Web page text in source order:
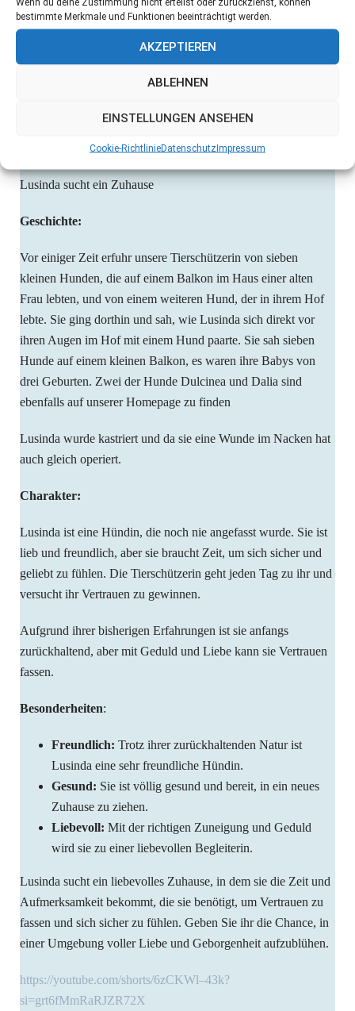
bestimmte Merkmale und Funktionen beeinträchtigt werden.
AKZEPTIEREN
ABLEHNEN
EINSTELLUNGEN ANSEHEN
Cookie-RichtlinieDatenschutzImpressum
Lusinda sucht ein Zuhause
Geschichte:
Vor einiger Zeit erfuhr unsere Tierschützerin von sieben
kleinen Hunden, die auf einem Balkon im Haus einer alten
Frau lebten, und von einem weiteren Hund, der in ihrem Hof
lebte. Sie ging dorthin und sah, wie Lusinda sich direkt vor
ihren Augen im Hof mit einem Hund paarte. Sie sah sieben
Hunde auf einem kleinen Balkon, es waren ihre Babys von
drei Geburten. Zwei der Hunde Dulcinea und Dalia sind
ebenfalls auf unserer Homepage zu finden
Lusinda wurde kastriert und da sie eine Wunde im Nacken hat
auch gleich operiert.
Charakter:
Lusinda ist eine Hündin, die noch nie angefasst wurde. Sie ist
lieb und freundlich, aber sie braucht Zeit, um sich sicher und
geliebt zu fühlen. Die Tierschützerin geht jeden Tag zu ihr und
versucht ihr Vertrauen zu gewinnen.
Aufgrund ihrer bisherigen Erfahrungen ist sie anfangs
zurückhaltend, aber mit Geduld und Liebe kann sie Vertrauen
fassen.
Besonderheiten:
Freundlich: Trotz ihrer zurückhaltenden Natur ist
Lusinda eine sehr freundliche Hündin.
Gesund: Sie ist völlig gesund und bereit, in ein neues
Zuhause zu ziehen.
Liebevoll: Mit der richtigen Zuneigung und Geduld
wird sie zu einer liebevollen Begleiterin.
Lusinda sucht ein liebevolles Zuhause, in dem sie die Zeit und
Aufmerksamkeit bekommt, die sie benötigt, um Vertrauen zu
fassen und sich sicher zu fühlen. Geben Sie ihr die Chance, in
einer Umgebung voller Liebe und Geborgenheit aufzublühen.
https://youtube.com/shorts/6zCKWl–43k?
si=grt6fMmRaRJZR72X